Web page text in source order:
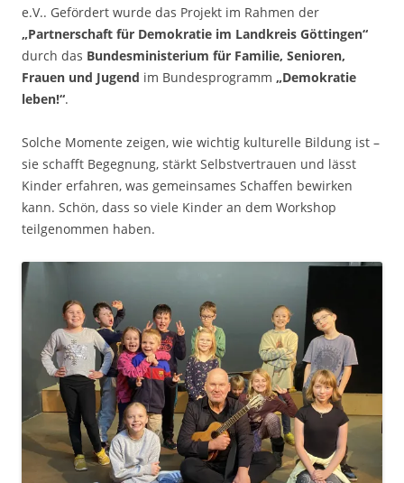
e.V.. Gefördert wurde das Projekt im Rahmen der
„Partnerschaft für Demokratie im Landkreis Göttingen“
durch das Bundesministerium für Familie, Senioren,
Frauen und Jugend im Bundesprogramm „Demokratie
leben!“.
Solche Momente zeigen, wie wichtig kulturelle Bildung ist –
sie schafft Begegnung, stärkt Selbstvertrauen und lässt
Kinder erfahren, was gemeinsames Schaffen bewirken
kann. Schön, dass so viele Kinder an dem Workshop
teilgenommen haben.